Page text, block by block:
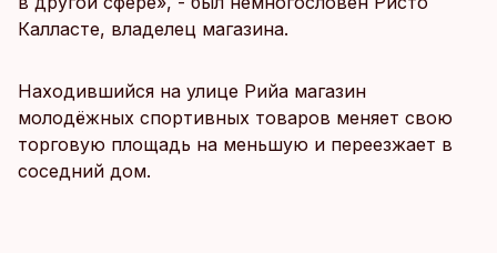
Калласте, владелец магазина.
Находившийся на улице Рийа магазин
молодёжных спортивных товаров меняет свою
торговую площадь на меньшую и переезжает в
соседний дом.